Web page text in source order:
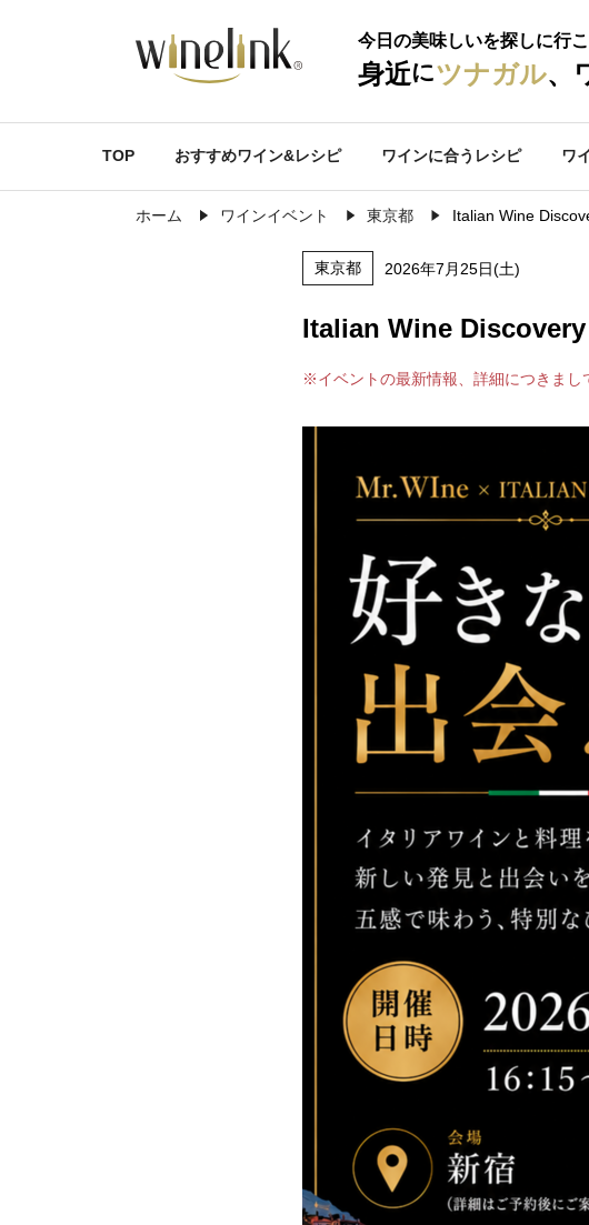
今日の美味しいを探しに行こ
身近にツナガル、
TOP おすすめワイン&レシピ ワインに合うレシピ ワ
ホーム ワインイベント 東京都 Italian Wine
東京都 2026年7月25日(土)
Italian Wine
※イベントの最新情報、詳細につきまし